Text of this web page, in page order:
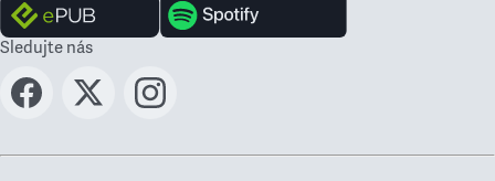
Sledujte nás